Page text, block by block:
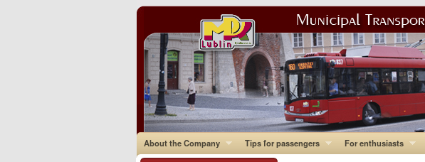
About the Company Tips for passengers For enthusiasts